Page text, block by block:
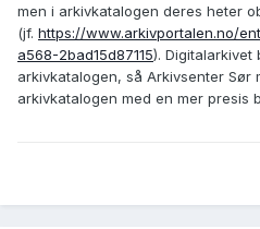
men i arkivkatalogen deres heter
(jf. https://www.arkivportalen.no/
a568-2bad15d87115). Digitalarkivet
arkivkatalogen, så Arkivsenter Sør
arkivkatalogen med en mer presis